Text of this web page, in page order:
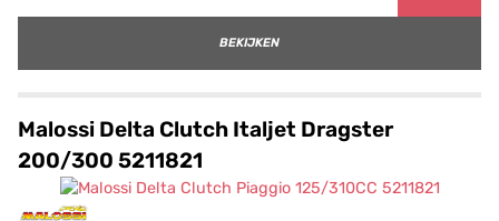
BEKIJKEN
Malossi Delta Clutch Italjet Dragster
200/300 5211821